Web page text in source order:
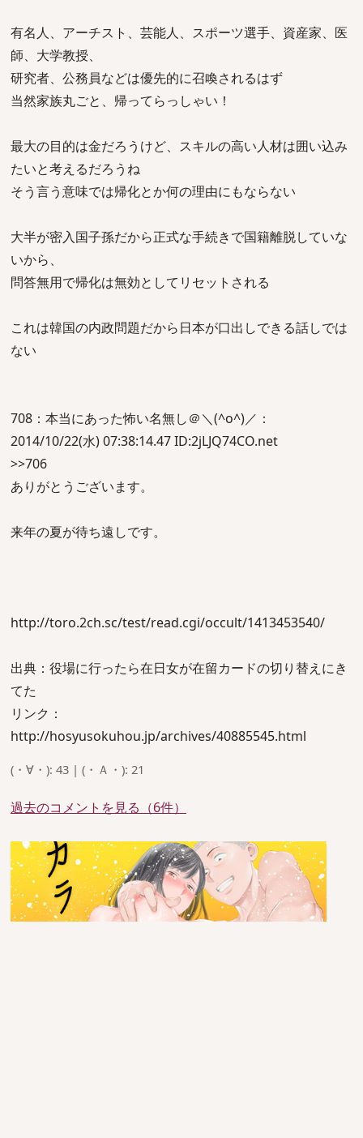
有名人、アーチスト、芸能人、スポーツ選手、資産家、医
師、大学教授、
研究者、公務員などは優先的に召喚されるはず
当然家族丸ごと、帰ってらっしゃい！
最大の目的は金だろうけど、スキルの高い人材は囲い込み
たいと考えるだろうね
そう言う意味では帰化とか何の理由にもならない
大半が密入国子孫だから正式な手続きで国籍離脱していな
いから、
問答無用で帰化は無効としてリセットされる
これは韓国の内政問題だから日本が口出しできる話しでは
ない
708：本当にあった怖い名無し＠＼(^o^)／：
2014/10/22(水) 07:38:14.47 ID:2jLJQ74CO.net
>>706
ありがとうございます。
来年の夏が待ち遠しです。
http://toro.2ch.sc/test/read.cgi/occult/1413453540/
出典：役場に行ったら在日女が在留カードの切り替えにき
てた
リンク：
http://hosyusokuhou.jp/archives/40885545.html
(・∀・): 43 | (・Ａ・): 21
過去のコメントを見る（6件）